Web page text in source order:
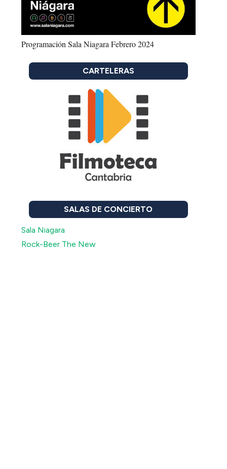
Programación Sala Niagara Febrero 2024
CARTELERAS
SALAS DE CONCIERTO
Sala Niagara
Rock-Beer The New